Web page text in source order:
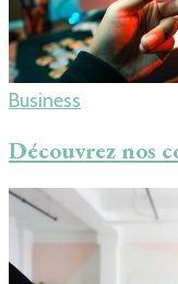
Business
Découvrez nos